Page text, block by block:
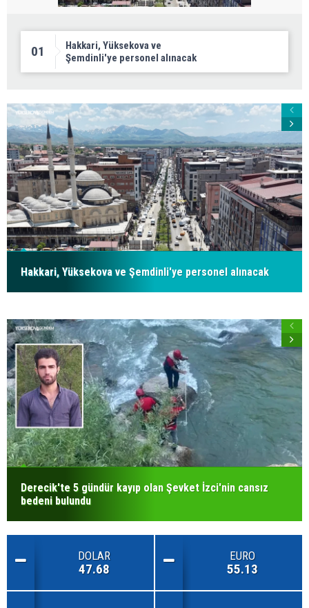
01
Hakkari, Yüksekova ve
Şemdinli'ye personel alınacak
Hakkari, Yüksekova ve Şemdinli'ye personel alınacak
Derecik'te 5 gündür kayıp olan Şevket İzci'nin cansız
bedeni bulundu
DOLAR
47.68
EURO
55.13